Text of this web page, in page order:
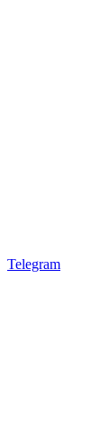
Telegram